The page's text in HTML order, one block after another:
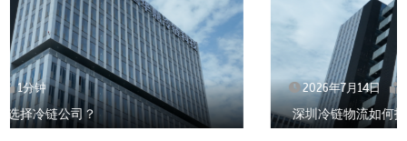
2026年7月14日 1分钟
深圳冷链物流如何护航餐饮连锁？冻品食材流通全解析